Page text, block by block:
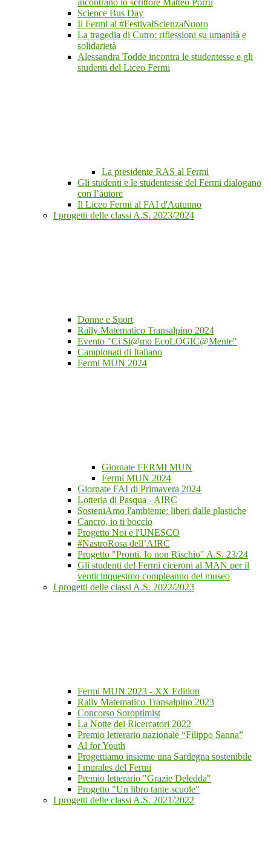
incontrano lo scrittore Matteo Porru
Science Bus Day
Il Fermi al #FestivalScienzaNuoro
La tragedia di Cutro: riflessioni su umanità e
solidarietà
Alessandra Todde incontra le studentesse e gli
studenti del Liceo Fermi
La presidente RAS al Fermi
Gli studenti e le studentesse del Fermi dialogano
con l’autore
Il Liceo Fermi al FAI d'Autunno
I progetti delle classi A.S. 2023/2024
Donne e Sport
Rally Matematico Transalpino 2024
Evento "Ci Si@mo EcoLOGIC@Mente"
Campionati di Italiano
Fermi MUN 2024
Giornate FERMI MUN
Fermi MUN 2024
Giornate FAI di Primavera 2024
Lotteria di Pasqua - AIRC
SosteniAmo l'ambiente: liberi dalle plastiche
Cancro, io ti boccio
Progetto Noi e l'UNESCO
#NastroRosa dell’AIRC
Progetto "Pronti. Io non Rischio" A.S. 23/24
Gli studenti del Fermi ciceroni al MAN per il
venticinquesimo compleanno del museo
I progetti delle classi A.S. 2022/2023
Fermi MUN 2023 - XX Edition
Rally Matematico Transalpino 2023
Concorso Soroptimist
La Notte dei Ricercatori 2022
Premio letterario nazionale “Filippo Sanna”
Al for Youth
Progettiamo insieme una Sardegna sostenibile
I murales del Fermi
Premio letterario "Grazie Deledda"
Progetto "Un libro tante scuole"
I progetti delle classi A.S. 2021/2022